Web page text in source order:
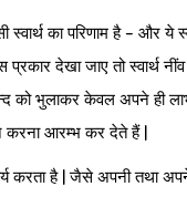
का परिणाम है – और ये
देखा जाए तो स्वार्थ
को भुलाकर केवल अपने ही
करना आरम्भ कर देते हैं |
करता है | जैसे अपनी तथा